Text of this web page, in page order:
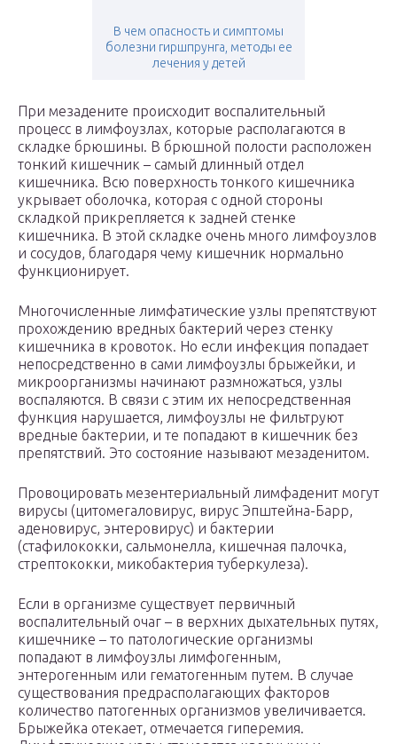
В чем опасность и симптомы
болезни гиршпрунга, методы ее
лечения у детей
При мезадените происходит воспалительный
процесс в лимфоузлах, которые располагаются в
складке брюшины. В брюшной полости расположен
тонкий кишечник – самый длинный отдел
кишечника. Всю поверхность тонкого кишечника
укрывает оболочка, которая с одной стороны
складкой прикрепляется к задней стенке
кишечника. В этой складке очень много лимфоузлов
и сосудов, благодаря чему кишечник нормально
функционирует.
Многочисленные лимфатические узлы препятствуют
прохождению вредных бактерий через стенку
кишечника в кровоток. Но если инфекция попадает
непосредственно в сами лимфоузлы брыжейки, и
микроорганизмы начинают размножаться, узлы
воспаляются. В связи с этим их непосредственная
функция нарушается, лимфоузлы не фильтруют
вредные бактерии, и те попадают в кишечник без
препятствий. Это состояние называют мезаденитом.
Провоцировать мезентериальный лимфаденит могут
вирусы (цитомегаловирус, вирус Эпштейна-Барр,
аденовирус, энтеровирус) и бактерии
(стафилококки, сальмонелла, кишечная палочка,
стрептококки, микобактерия туберкулеза).
Если в организме существует первичный
воспалительный очаг – в верхних дыхательных путях,
кишечнике – то патологические организмы
попадают в лимфоузлы лимфогенным,
энтерогенным или гематогенным путем. В случае
существования предрасполагающих факторов
количество патогенных организмов увеличивается.
Брыжейка отекает, отмечается гиперемия.